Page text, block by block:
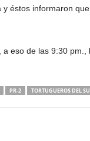
y éstos informaron
a eso de las 9:30
PR-2 TORTUGUEROS DEL